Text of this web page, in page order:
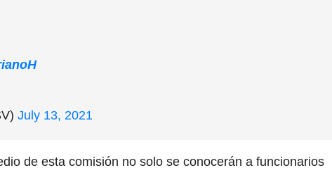
July 13, 2021
de esta comisión no solo se conocerán a funcionarios